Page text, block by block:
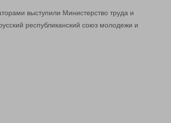
выступили Министерство труда и
республиканский союз молодежи и